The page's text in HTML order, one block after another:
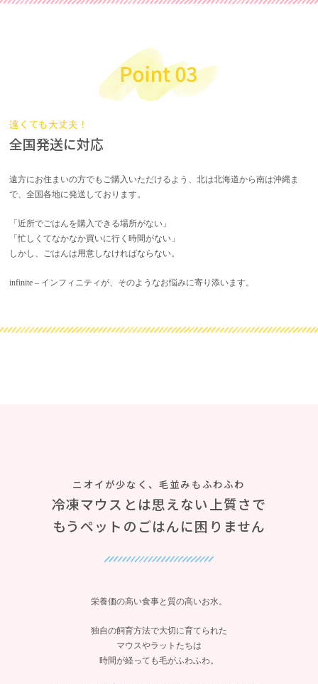
遠くても大丈夫！
全国発送に対応
遠方にお住まいの方でもご購入いただけるよう、北は北海道から南は沖縄ま
で、全国各地に発送しております。
「近所でごはんを購入できる場所がない」
「忙しくてなかなか買いに行く時間がない」
しかし、ごはんは用意しなければならない。
infinite – インフィニティが、そのようなお悩みに寄り添います。
ニオイが少なく、毛並みもふわふわ
冷凍マウスとは思えない上質さで
もうペットのごはんに困りません
栄養価の高い食事と質の高いお水。
独自の飼育方法で大切に育てられた
マウスやラットたちは
時間が経っても毛がふわふわ。